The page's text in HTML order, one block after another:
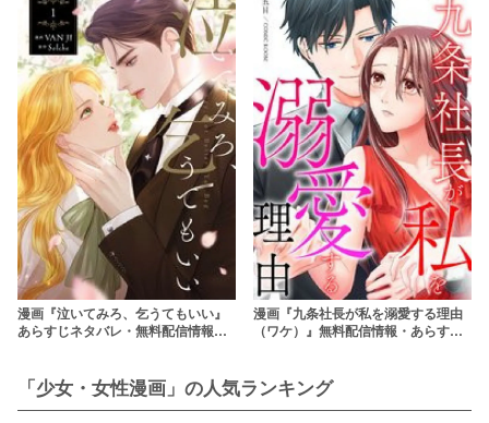
漫画『泣いてみろ、乞うてもいい』
あらすじネタバレ・無料配信情報！
漫画『九条社長が私を溺愛する理由
（ワケ）』無料配信情報・あらすじ
「少女・女性漫画」の人気ランキング